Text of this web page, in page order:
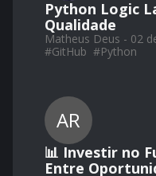
Python Logic
Qualidade
Matheus Deus - 02
#GitHub #Python
AR
📊 Investir no
Entre